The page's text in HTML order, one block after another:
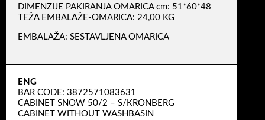
DIMENZIJE PAKIRANJA OMARICA cm: 51*60*48
TEŽA EMBALAŽE-OMARICA: 24,00 KG
EMBALAŽA: SESTAVLJENA OMARICA
ENG
BAR CODE: 3872571083631
CABINET SNOW 50/2 – S/KRONBERG
CABINET WITHOUT WASHBASIN